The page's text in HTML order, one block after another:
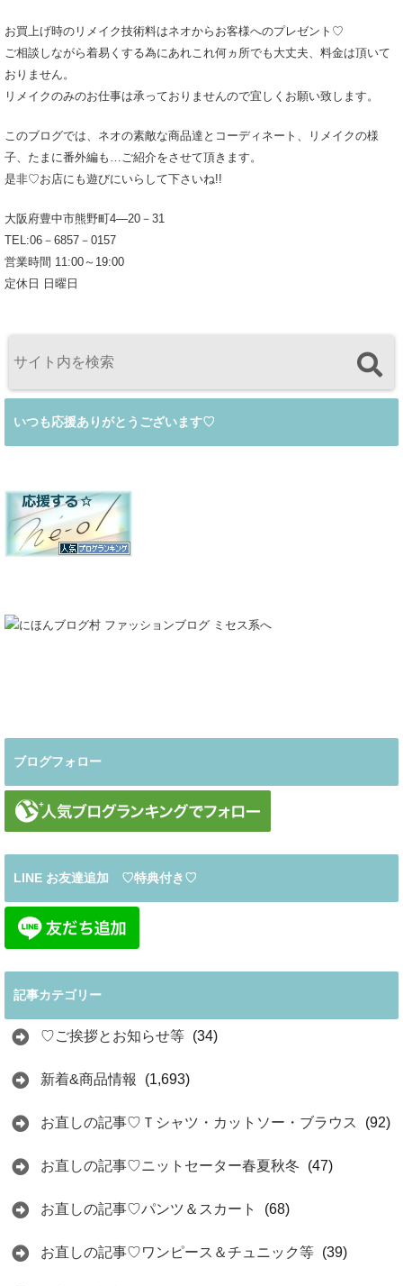
お買上げ時のリメイク技術料はネオからお客様へのプレゼント♡
ご相談しながら着易くする為にあれこれ何ヵ所でも大丈夫、料金は頂いて
おりません。
リメイクのみのお仕事は承っておりませんので宜しくお願い致します。
このブログでは、ネオの素敵な商品達とコーディネート、リメイクの様
子、たまに番外編も…ご紹介をさせて頂きます。
是非♡お店にも遊びにいらして下さいね!!
大阪府豊中市熊野町4―20－31
TEL:06－6857－0157
営業時間 11:00～19:00
定休日 日曜日
いつも応援ありがとうございます♡
ブログフォロー
LINE お友達追加 ♡特典付き♡
記事カテゴリー
♡ご挨拶とお知らせ等 (34)
新着&商品情報 (1,693)
お直しの記事♡Ｔシャツ・カットソー・ブラウス (92)
お直しの記事♡ニットセーター春夏秋冬 (47)
お直しの記事♡パンツ＆スカート (68)
お直しの記事♡ワンピース＆チュニック等 (39)